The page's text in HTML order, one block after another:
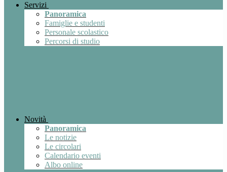
Servizi
Panoramica
Famiglie e studenti
Personale scolastico
Percorsi di studio
Novità
Panoramica
Le notizie
Le circolari
Calendario eventi
Albo online